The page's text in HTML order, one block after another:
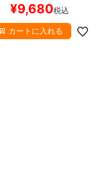
スケボー
¥9,680税込
カートに入れる